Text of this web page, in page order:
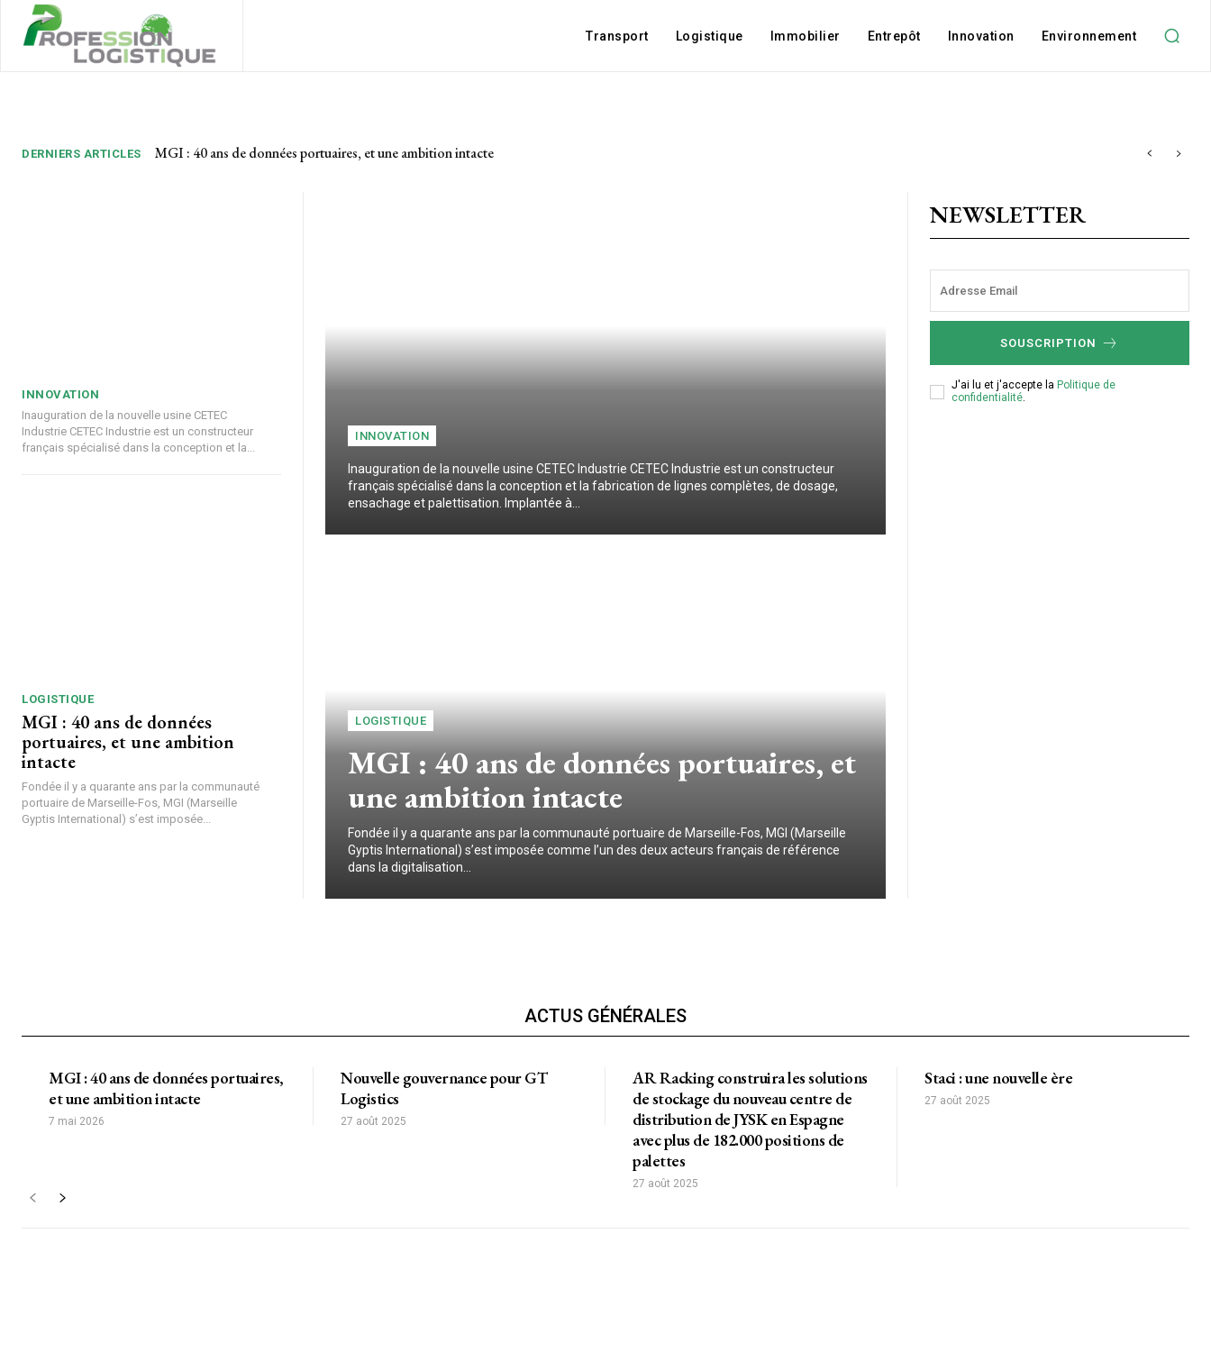
Transport Logistique Immobilier Entrepôt Innovation Environnement
DERNIERS ARTICLES MGI : 40 ans de données portuaires, et une ambition intacte
INNOVATION
Inauguration de la nouvelle usine CETEC
Industrie CETEC Industrie est un constructeur
français spécialisé dans la conception et la...
LOGISTIQUE
MGI : 40 ans de données
portuaires, et une ambition
intacte
Fondée il y a quarante ans par la communauté
portuaire de Marseille-Fos, MGI (Marseille
Gyptis International) s’est imposée...
INNOVATION
Inauguration de la nouvelle usine CETEC Industrie CETEC Industrie est un constructeur
français spécialisé dans la conception et la fabrication de lignes complètes, de dosage,
ensachage et palettisation. Implantée à...
LOGISTIQUE
MGI : 40 ans de données portuaires, et
une ambition intacte
Fondée il y a quarante ans par la communauté portuaire de Marseille-Fos, MGI (Marseille
Gyptis International) s’est imposée comme l’un des deux acteurs français de référence
dans la digitalisation...
NEWSLETTER
SOUSCRIPTION
J'ai lu et j'accepte la Politique de
confidentialité.
ACTUS GÉNÉRALES
MGI : 40 ans de données portuaires,
et une ambition intacte
7 mai 2026
Nouvelle gouvernance pour GT
Logistics
27 août 2025
AR Racking construira les solutions
de stockage du nouveau centre de
distribution de JYSK en Espagne
avec plus de 182.000 positions de
palettes
27 août 2025
Staci : une nouvelle ère
27 août 2025